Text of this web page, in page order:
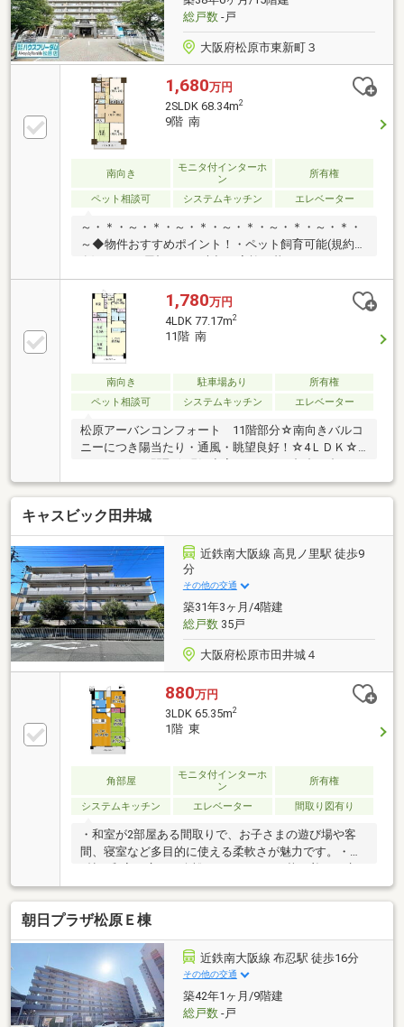
お気軽にご相談ｌください。
総戸数-戸
大阪府松原市東新町３
1,680万円
2SLDK 68.34m2
9階 南
南向き
モニタ付インターホ
ン
所有権
ペット相談可 システムキッチン エレベーター
～・＊・～・＊・～・＊・～・＊・～・＊・～・＊・
～◆物件おすすめポイント！・ペット飼育可能(規約
か？◆リフォーム歴あり（時期不明） ・トイレ取
替 ・キッチン取替 ・浴室取替 ・洗面化粧台取
替 ・給湯器交換 ・畳表替え ・網戸張替 ・全室
クロス張替え ・カーペット張替え ・CFシート張替
え（トイレ、洗面所）ハウスフリーダムは【東証スタ
ンダード上場企業】です。不動産購入や住宅ローンに
ついては、ハウスフリーダムにお任せ下さい。（ご来
店の際は、店舗前に大型駐車場を完備しておりま
1,780万円
4LDK 77.17m2
11階 南
南向き 駐車場あり
所有権
ペット相談可
システムキッチン エレベーター
松原アーバンコンフォート 11階部分☆南向きバルコ
ニーにつき陽当たり・通風・眺望良好！☆4ＬＤＫ☆
てゆっくりご内覧可能です。☆1987年2月築、地上15
階建・総戸数295戸の大規模マンションで、管理体制
も良好。近鉄南大阪線「布忍」駅徒歩約4分の便利な
立地で、スーパーや公園、教育施設も身近に揃い、子
育て世帯にもおすすめの住環境です。☆現況空家のた
め、ご都合に合わせてゆっくりご内覧いただけます。
☆ご家族皆さまで快適にお住まいいただけるおすすめ
のお部屋です。☆牧主住宅開発株式会社 北野田店ま
で お待ちしております。☆
キャスビック田井城
近鉄南大阪線 高見ノ里駅 徒歩9
分
その他の交通
築31年3ヶ月/4階建
総戸数35戸
大阪府松原市田井城４
880万円
3LDK 65.35m2
1階 東
角部屋
モニタ付インターホ
ン
所有権
システムキッチン エレベーター 間取り図有り
・和室が2部屋ある間取りで、お子さまの遊び場や客
間、寝室など多目的に使える柔軟さが魅力です。・約
しのひと部屋としても活躍します。・各部屋が独立し
ているため、家族それぞれが自分の時間と空間を大切
にできる住まいです。・収納も押入・クローゼットが
しっかり確保されており、生活用品をすっきり片付け
やすい間取りです。・家事動線がスムーズな配置で、
毎日の家事負担を軽減してくれるやさしい間取り設計
が魅力です。＜学校＞松原市立中央小学校松原市立松
原第三中学校
朝日プラザ松原Ｅ棟
近鉄南大阪線 布忍駅 徒歩16分
その他の交通
築42年1ヶ月/9階建
総戸数-戸